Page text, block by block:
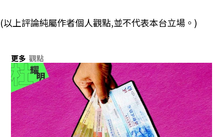
(以上評論純屬作者個人觀點,並不代表本台立場。)
更多 觀點